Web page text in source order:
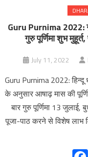
Guru Purnima 2022:
गुरु पूर्णिमा शुभ
July 11, 2022
Guru Purnima 2022: हिन्‍दू
के अनुसार आषाढ़ मास की
बार गुरु पूर्णिमा 13
पूजा-पाठ करने से विशेष लाभ